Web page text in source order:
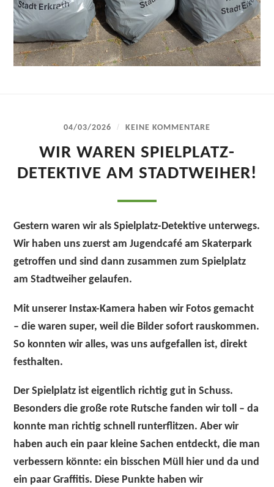
04/03/2026 / KEINE KOMMENTARE
WIR WAREN SPIELPLATZ-
DETEKTIVE AM STADTWEIHER!
Gestern waren wir alsSpielplatz-Detektive unterwegs.
Wir haben uns zuerst am Jugendcafé am Skaterpark
getroffen und sind dann zusammen zumSpielplatz
am Stadtweiher gelaufen.
Mit unserer Instax-Kamera haben wir Fotos gemacht
– die waren super, weil die Bilder sofort rauskommen.
So konnten wir alles, was uns aufgefallen ist, direkt
festhalten.
Der Spielplatz ist eigentlich richtig gut in Schuss.
Besonders diegroße rote Rutsche fanden wir toll – da
konnte man richtig schnell runterflitzen. Aber wir
haben auch ein paar kleine Sachen entdeckt, die man
verbessern könnte: ein bisschen Müll hier und da und
ein paar Graffitis. Diese Punkte haben wir